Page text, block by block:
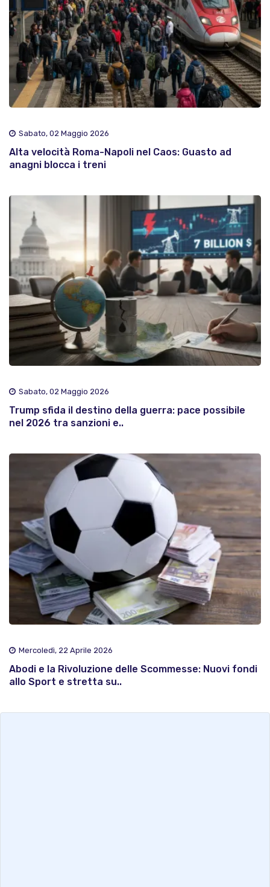
Sabato, 02 Maggio 2026
Alta velocità Roma-Napoli nel Caos: Guasto ad
anagni blocca i treni
Sabato, 02 Maggio 2026
Trump sfida il destino della guerra: pace possibile
nel 2026 tra sanzioni e..
Mercoledì, 22 Aprile 2026
Abodi e la Rivoluzione delle Scommesse: Nuovi fondi
allo Sport e stretta su..